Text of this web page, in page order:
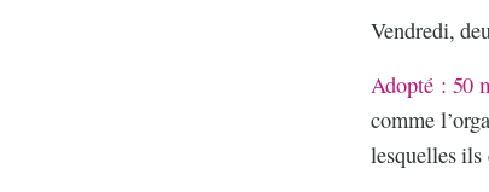
Vendredi,
Adopté : 50
comme
lesquelles ils